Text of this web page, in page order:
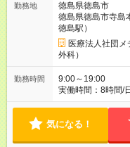
次昇給制度アリ】
役職につかない場合でもしっ
り 試用期間の長
なる部分がありま
月給 260,000円以上
勤務地
徳島県徳島市
徳島県徳島市寺島
徳島駅）
医療法人社団
外科）
勤務時間
9:00～19:00
実働時間：8時間/
【残業ほぼ無し！
気になる！